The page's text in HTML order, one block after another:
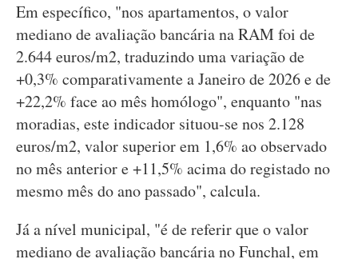
Em específico, "nos apartamentos, o valor
mediano de avaliação bancária na RAM foi de
2.644 euros/m2, traduzindo uma variação de
+0,3% comparativamente a Janeiro de 2026 e de
+22,2% face ao mês homólogo", enquanto "nas
moradias, este indicador situou-se nos 2.128
euros/m2, valor superior em 1,6% ao observado
no mês anterior e +11,5% acima do registado no
mesmo mês do ano passado", calcula.
Já a nível municipal, "é de referir que o valor
mediano de avaliação bancária no Funchal, em